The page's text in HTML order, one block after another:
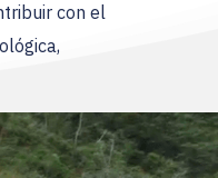
con el